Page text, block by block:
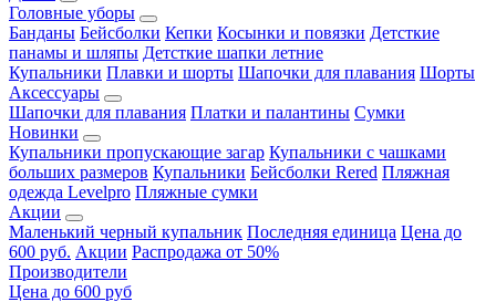
Головные уборы
Банданы Бейсболки Кепки Косынки и повязки Детсткие
панамы и шляпы Детсткие шапки летние
Купальники Плавки и шорты Шапочки для плавания Шорты
Аксессуары
Шапочки для плавания Платки и палантины Сумки
Новинки
Купальники пропускающие загар Купальники с чашками
больших размеров Купальники Бейсболки Rered Пляжная
одежда Levelpro Пляжные сумки
Акции
Маленький черный купальник Последняя единица Цена до
600 руб. Акции Распродажа от 50%
Производители
Цена до 600 руб